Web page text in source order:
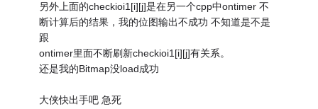
另外上面的checkioi1[i][j]是在另一个cpp中ontimer 不
断计算后的结果，我的位图输出不成功 不知道是不是
跟
ontimer里面不断刷新checkioi1[i][j]有关系。
还是我的Bitmap没load成功
大侠快出手吧 急死